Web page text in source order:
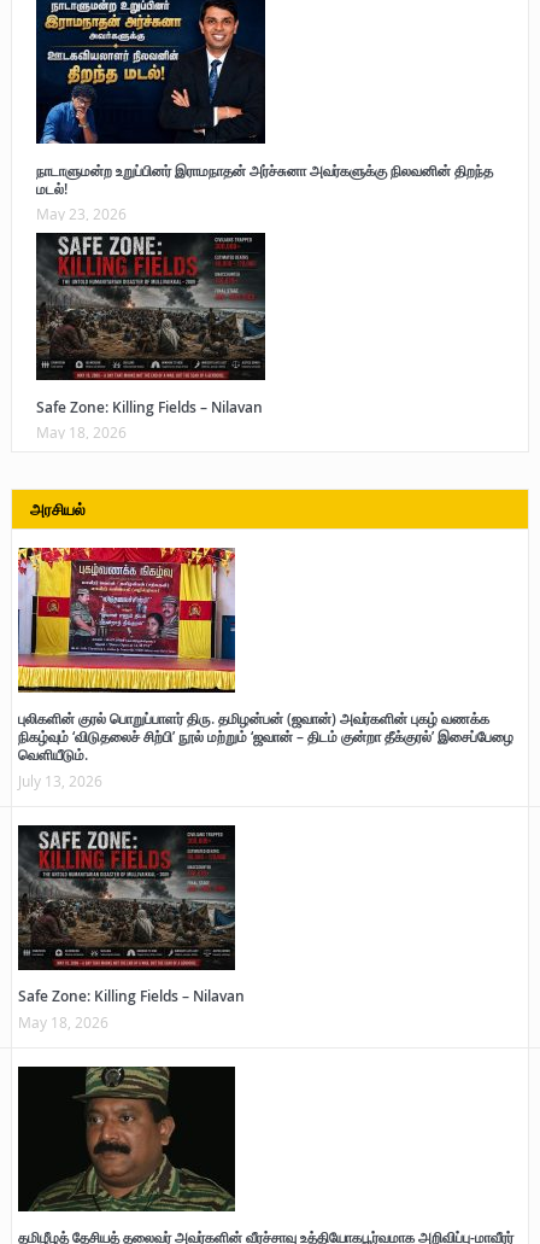
நாடாளுமன்ற உறுப்பினர் இராமநாதன் அர்ச்சுனா அவர்களுக்கு நிலவனின் திறந்த
மடல்!
May 23, 2026
Safe Zone: Killing Fields – Nilavan
May 18, 2026
அரசியல்
புலிகளின் குரல் பொறுப்பாளர் திரு. தமிழன்பன் (ஜவான்) அவர்களின் புகழ் வணக்க
நிகழ்வும் ‘விடுதலைச் சிற்பி’ நூல் மற்றும் ‘ஜவான் – திடம் குன்றா தீக்குரல்’ இசைப்பேழை
வெளியீடும்.
July 13, 2026
Safe Zone: Killing Fields – Nilavan
May 18, 2026
தமிழீழத் தேசியத் தலைவர் அவர்களின் வீரச்சாவு உத்தியோகபூர்வமாக அறிவிப்பு-மாவீரர்